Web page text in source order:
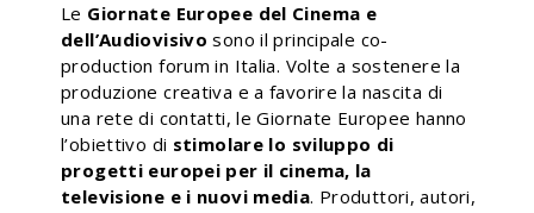
Le Giornate Europee del Cinema e
dell’Audiovisivo sono il principale co-
production forum in Italia. Volte a sostenere la
produzione creativa e a favorire la nascita di
una rete di contatti, le Giornate Europee hanno
l’obiettivo di stimolare lo sviluppo di
progetti europei per il cinema, la
televisione e i nuovi media. Produttori, autori,